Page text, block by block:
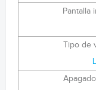
Pantalla
Tipo de